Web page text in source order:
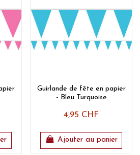
Guirlande de fête en papier
- Bleu Turquoise
4,95 CHF
Ajouter au panier